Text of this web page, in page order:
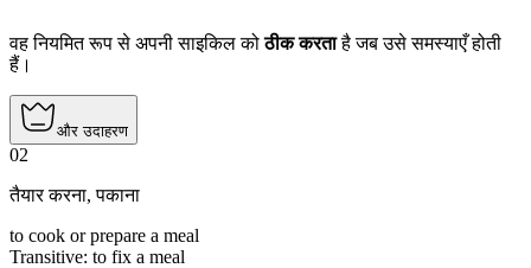
वह नियमित रूप से अपनी साइकिल कोठीक करताहै जब उसे समस्याएँ होती
हैं।
और उदाहरण
02
तैयार करना,पकाना
to cook or prepare a meal
Transitive: to fix a meal